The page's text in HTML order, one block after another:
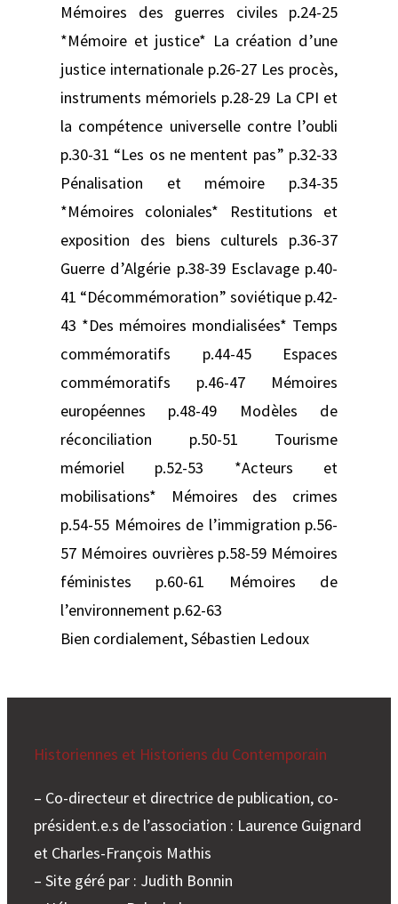
Mémoires des guerres civiles p.24-25
*Mémoire et justice* La création d’une
justice internationale p.26-27 Les procès,
instruments mémoriels p.28-29 La CPI et
la compétence universelle contre l’oubli
p.30-31 “Les os ne mentent pas” p.32-33
Pénalisation et mémoire p.34-35
*Mémoires coloniales* Restitutions et
exposition des biens culturels p.36-37
Guerre d’Algérie p.38-39 Esclavage p.40-
41 “Décommémoration” soviétique p.42-
43 *Des mémoires mondialisées* Temps
commémoratifs p.44-45 Espaces
commémoratifs p.46-47 Mémoires
européennes p.48-49 Modèles de
réconciliation p.50-51 Tourisme
mémoriel p.52-53 *Acteurs et
mobilisations* Mémoires des crimes
p.54-55 Mémoires de l’immigration p.56-
57 Mémoires ouvrières p.58-59 Mémoires
féministes p.60-61 Mémoires de
l’environnement p.62-63
Bien cordialement, Sébastien Ledoux
Historiennes et Historiens du Contemporain
– Co-directeur et directrice de publication, co-
président.e.s de l’association : Laurence Guignard
et Charles-François Mathis
– Site géré par : Judith Bonnin